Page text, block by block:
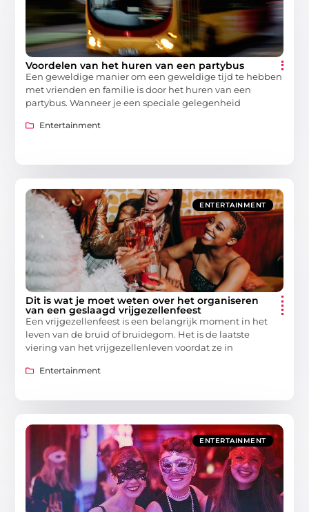
Voordelen van het huren van een partybus
Een geweldige manier om een ​​geweldige tijd te hebben
met vrienden en familie is door het huren van een
partybus. Wanneer je een speciale gelegenheid
Entertainment
ENTERTAINMENT
Dit is wat je moet weten over het organiseren
van een geslaagd vrijgezellenfeest
Een vrijgezellenfeest is een belangrijk moment in het
leven van de bruid of bruidegom. Het is de laatste
viering van het vrijgezellenleven voordat ze in
Entertainment
ENTERTAINMENT